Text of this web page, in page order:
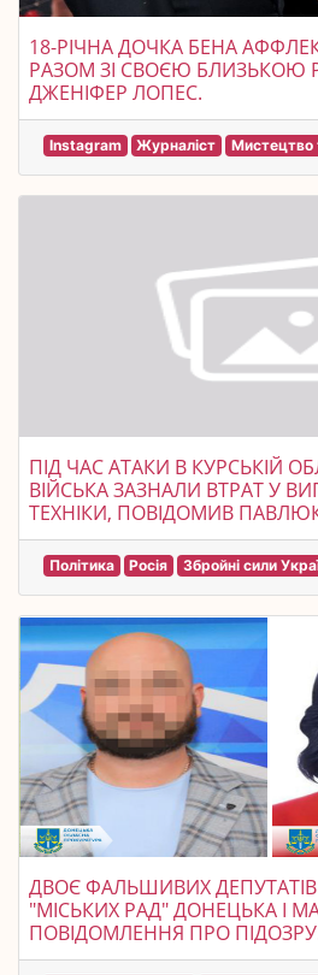
18-РІЧНА ДОЧКА БЕНА
РАЗОМ ЗІ СВОЄЮ
ДЖЕНІФЕР ЛОПЕС.
Instagram Журналіст Мистецтво
ПІД ЧАС АТАКИ В КУРСЬКІЙ
ВІЙСЬКА ЗАЗНАЛИ ВТРАТ У
ТЕХНІКИ, ПОВІДОМИВ
Політика Росія Збройні сили
ДВОЄ ФАЛЬШИВИХ
"МІСЬКИХ РАД" ДОНЕЦЬКА І
ПОВІДОМЛЕННЯ ПРО